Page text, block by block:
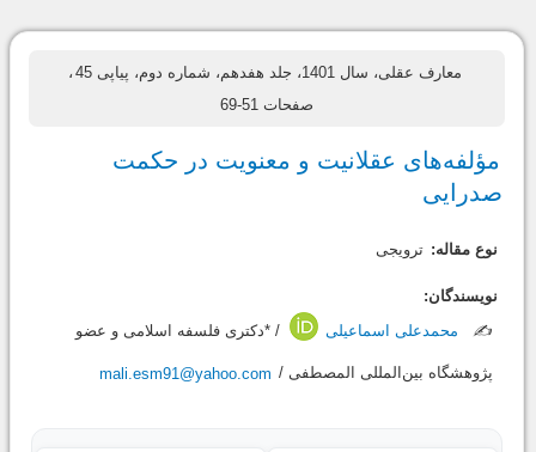
معارف عقلی، سال 1401، جلد هفدهم، شماره دوم، پیاپی 45
،
صفحات 51-69
مؤلفه‌های عقلانیت و معنویت در حکمت
صدرایی
نوع مقاله: ترویجی
نویسندگان:
✍️
محمدعلی اسماعیلی / *دکتری فلسفه اسلامی و عضو
پژوهشگاه بین‌المللی المصطفی / mali.esm91@yahoo.com